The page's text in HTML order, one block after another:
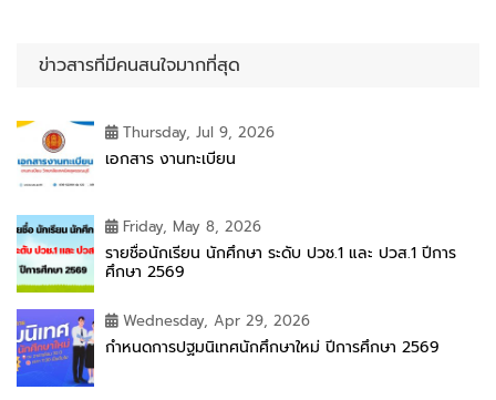
ข่าวสารที่มีคนสนใจมากที่สุด
Thursday, Jul 9, 2026
เอกสาร งานทะเบียน
Friday, May 8, 2026
รายชื่อนักเรียน นักศึกษา ระดับ ปวช.1 และ ปวส.1 ปีการ
ศึกษา 2569
Wednesday, Apr 29, 2026
กำหนดการปฐมนิเทศนักศึกษาใหม่ ปีการศึกษา 2569